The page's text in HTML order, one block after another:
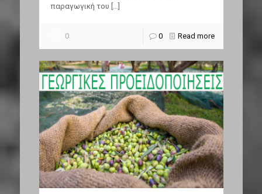
παραγωγική του
0 0 Read more